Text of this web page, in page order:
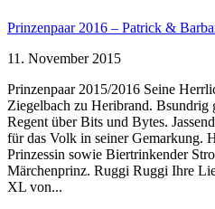
Prinzenpaar 2016 – Patrick &
11. November 2015
Prinzenpaar 2015/2016 Seine
Ziegelbach zu Heribrand. Bsundrig
Regent über Bits und Bytes.
für das Volk in seiner Gemarkung.
Prinzessin sowie Biertrinkender
Märchenprinz. Ruggi Ruggi Ihre
XL von...